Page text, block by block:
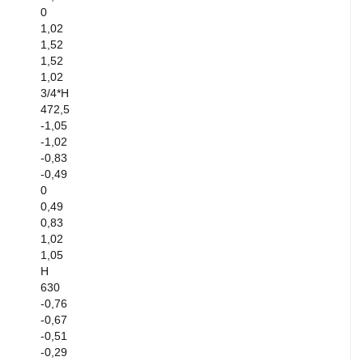
0
1,02
1,52
1,52
1,02
3/4*H
472,5
-1,05
-1,02
-0,83
-0,49
0
0,49
0,83
1,02
1,05
H
630
-0,76
-0,67
-0,51
-0,29